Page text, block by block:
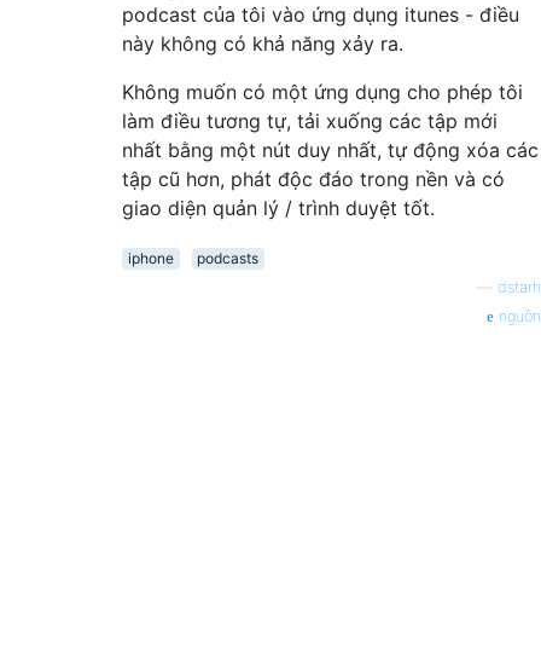
podcast của tôi vào ứng dụng itunes - điều
này không có khả năng xảy ra.
Không muốn có một ứng dụng cho phép tôi
làm điều tương tự, tải xuống các tập mới
nhất bằng một nút duy nhất, tự động xóa các
tập cũ hơn, phát độc đáo trong nền và có
giao diện quản lý / trình duyệt tốt.
iphone
podcasts
dstarh
nguồn